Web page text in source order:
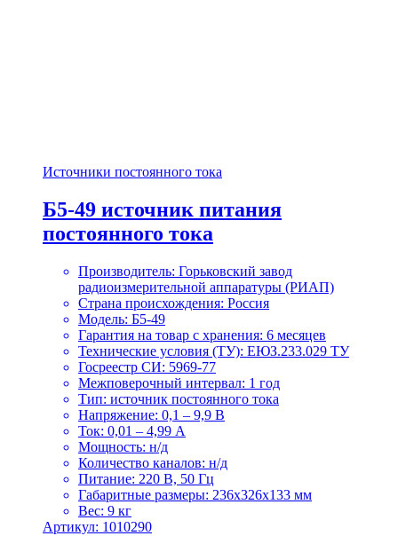
Источники постоянного тока
Б5-49 источник питания
постоянного тока
Производитель: Горьковский завод
радиоизмерительной аппаратуры (РИАП)
Страна происхождения: Россия
Модель: Б5-49
Гарантия на товар с хранения: 6 месяцев
Технические условия (ТУ): ЕЮЗ.233.029 ТУ
Госреестр СИ: 5969-77
Межповерочный интервал: 1 год
Тип: источник постоянного тока
Напряжение: 0,1 – 9,9 В
Ток: 0,01 – 4,99 А
Мощность: н/д
Количество каналов: н/д
Питание: 220 В, 50 Гц
Габаритные размеры: 236х326х133 мм
Вес: 9 кг
Артикул: 1010290